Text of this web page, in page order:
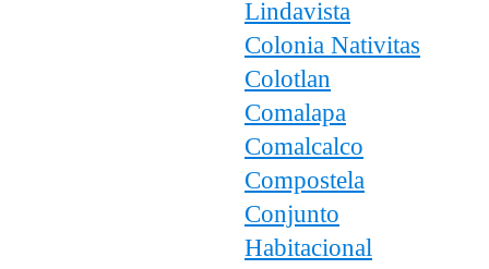
Lindavista
Colonia Nativitas
Colotlan
Comalapa
Comalcalco
Compostela
Conjunto
Habitacional